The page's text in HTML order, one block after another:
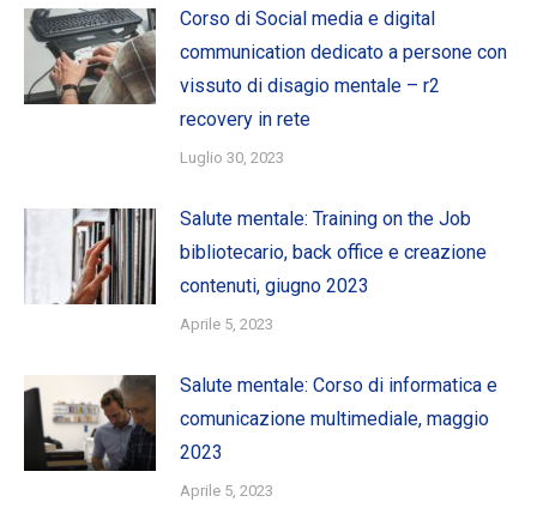
Corso di Social media e digital
communication dedicato a persone con
vissuto di disagio mentale – r2
recovery in rete
Luglio 30, 2023
Salute mentale: Training on the Job
bibliotecario, back office e creazione
contenuti, giugno 2023
Aprile 5, 2023
Salute mentale: Corso di informatica e
comunicazione multimediale, maggio
2023
Aprile 5, 2023